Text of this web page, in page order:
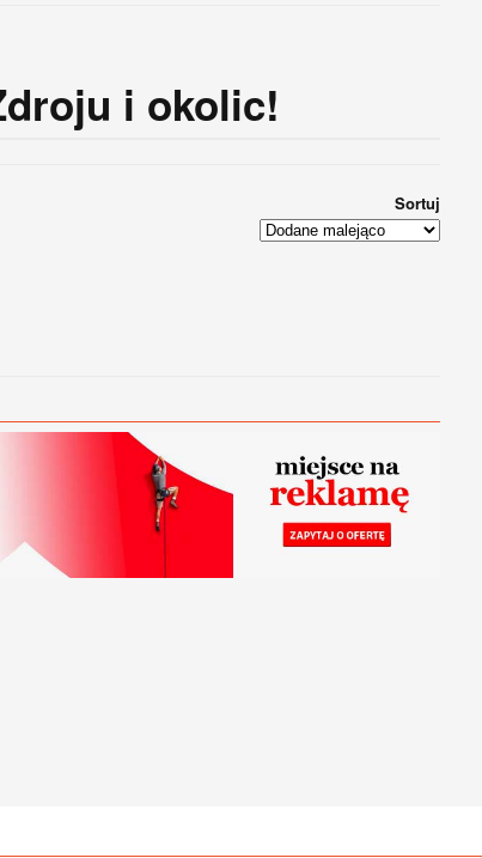
i okolic!
Sortuj